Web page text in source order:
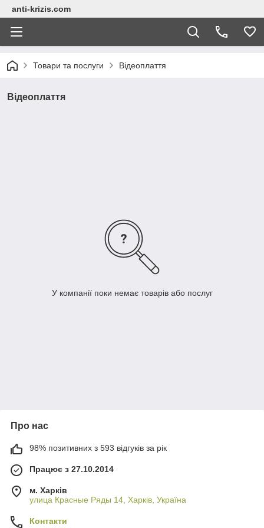
anti-krizis.com
Товари та послуги Відеоплаття
Відеоплаття
У компанії поки немає товарів або послуг
Про нас
98% позитивних з 593 відгуків за рік
Працює з 27.10.2014
м. Харків
улица Красные Ряды 14, Харків, Україна
Контакти